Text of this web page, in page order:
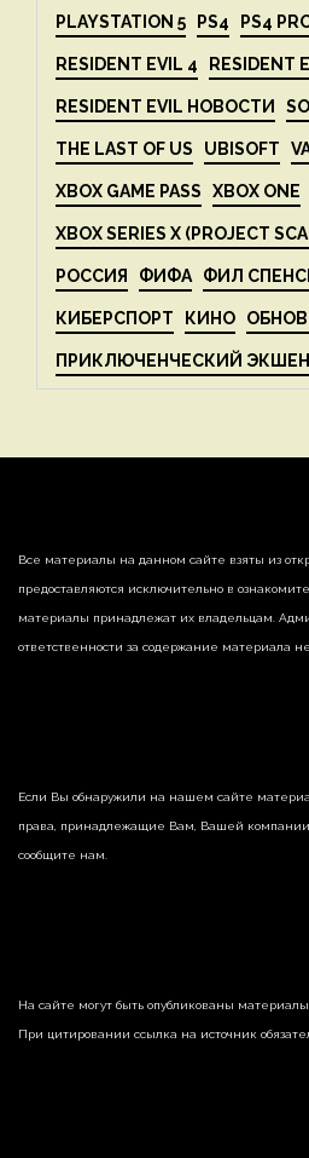
PLAYSTATION 5 PS4 PS4
RESIDENT EVIL 4 RESIDENT
RESIDENT EVIL НОВОСТИ
THE LAST OF US UBISOFT
XBOX GAME PASS XBOX ONE
XBOX SERIES X (PROJECT
РОССИЯ ФИФА ФИЛ
КИБЕРСПОРТ КИНО
ПРИКЛЮЧЕНЧЕСКИЙ ЭКШЕН
Все материалы на данном сайте взяты из
предоставляются исключительно в
материалы принадлежат их владельцам.
ответственности за содержание материала
Если Вы обнаружили на нашем сайте
права, принадлежащие Вам, Вашей компании
сообщите нам.
На сайте могут быть опубликованы материалы
При цитировании ссылка на источник